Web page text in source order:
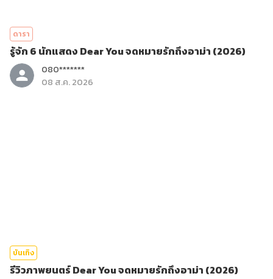
ดารา
รู้จัก 6 นักแสดง Dear You จดหมายรักถึงอาม่า (2026)
080*******
08 ส.ค. 2026
บันเทิง
รีวิวภาพยนตร์ Dear You จดหมายรักถึงอาม่า (2026)